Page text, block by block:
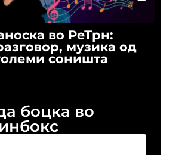
во РеТрн:
музика од
соништа
боцка во